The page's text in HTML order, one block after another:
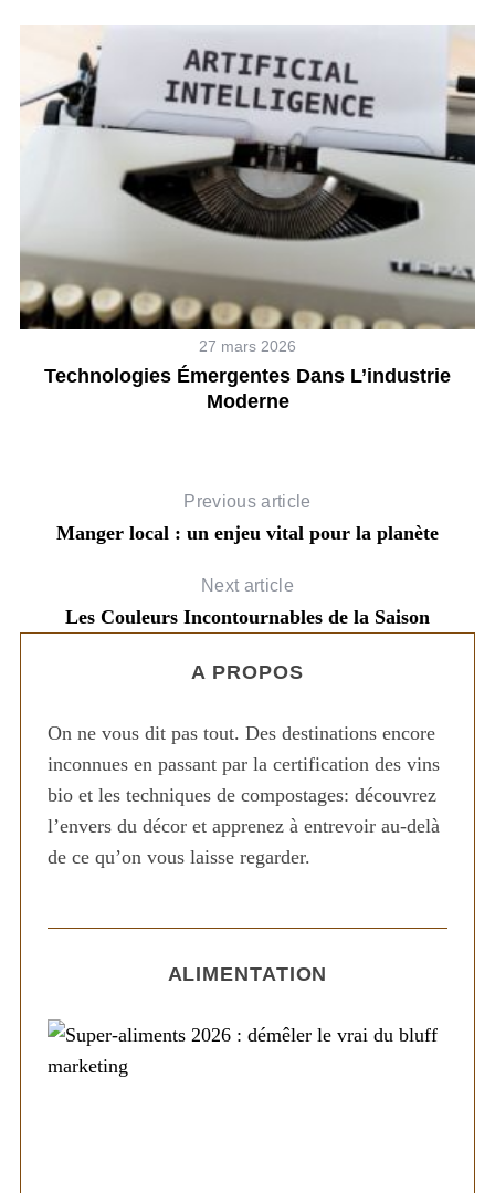
27 mars 2026
Technologies Émergentes Dans L’industrie
Moderne
Previous article
Manger local : un enjeu vital pour la planète
Next article
Les Couleurs Incontournables de la Saison
A PROPOS
On ne vous dit pas tout. Des destinations encore
inconnues en passant par la certification des vins
bio et les techniques de compostages: découvrez
l’envers du décor et apprenez à entrevoir au-delà
de ce qu’on vous laisse regarder.
ALIMENTATION